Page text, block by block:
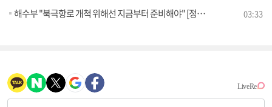
해수부 "북극항로 개척 위해선 지금부터 준비해야" [정책 바로보기] 03:33